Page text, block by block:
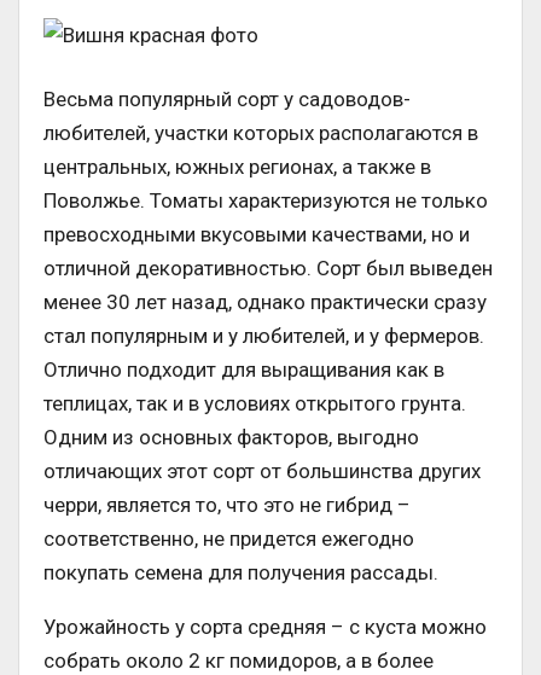
Весьма популярный сорт у садоводов-
любителей, участки которых располагаются в
центральных, южных регионах, а также в
Поволжье. Томаты характеризуются не только
превосходными вкусовыми качествами, но и
отличной декоративностью. Сорт был выведен
менее 30 лет назад, однако практически сразу
стал популярным и у любителей, и у фермеров.
Отлично подходит для выращивания как в
теплицах, так и в условиях открытого грунта.
Одним из основных факторов, выгодно
отличающих этот сорт от большинства других
черри, является то, что это не гибрид –
соответственно, не придется ежегодно
покупать семена для получения рассады.
Урожайность у сорта средняя – с куста можно
собрать около 2 кг помидоров, а в более